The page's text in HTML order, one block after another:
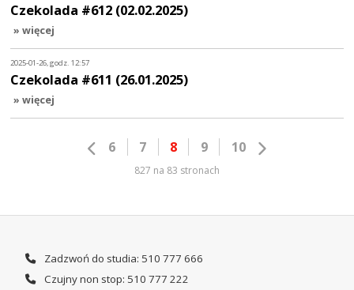
Czekolada #612 (02.02.2025)
» więcej
2025-01-26, godz. 12:57
Czekolada #611 (26.01.2025)
» więcej
6 7 8 9 10
827 na 83 stronach
Zadzwoń do studia: 510 777 666
Czujny non stop: 510 777 222